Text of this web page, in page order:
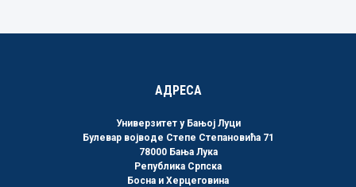
АДРЕСА
Универзитет у Бањој Луци
Булевар војводе Степе Степановића 71
78000 Бања Лука
Република Српска
Босна и Херцеговина